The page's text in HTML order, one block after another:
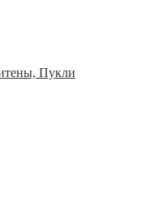
Пукли